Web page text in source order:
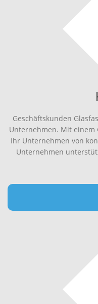
Geschäftskunden
Unternehmen. Mit einem
Ihr Unternehmen von
Unternehmen